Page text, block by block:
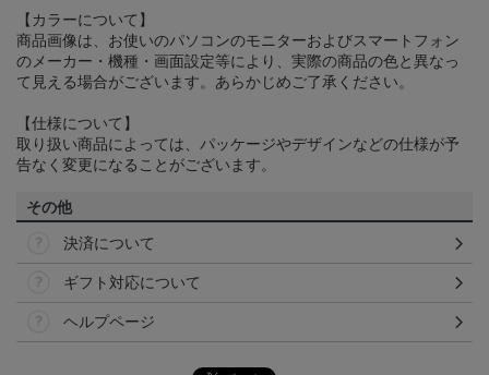
【カラーについて】
商品画像は、お使いのパソコンのモニターおよびスマートフォン
のメーカー・機種・画面設定等により、実際の商品の色と異なっ
て見える場合がございます。あらかじめご了承ください。
【仕様について】
取り扱い商品によっては、パッケージやデザインなどの仕様が予
告なく変更になることがございます。
その他
決済について
ギフト対応について
ヘルプページ